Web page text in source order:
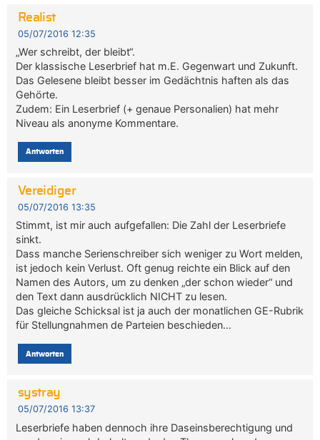
Realist
05/07/2016 12:35
„Wer schreibt, der bleibt“.
Der klassische Leserbrief hat m.E. Gegenwart und Zukunft.
Das Gelesene bleibt besser im Gedächtnis haften als das
Gehörte.
Zudem: Ein Leserbrief (+ genaue Personalien) hat mehr
Niveau als anonyme Kommentare.
Antworten
Vereidiger
05/07/2016 13:35
Stimmt, ist mir auch aufgefallen: Die Zahl der Leserbriefe
sinkt.
Dass manche Serienschreiber sich weniger zu Wort melden,
ist jedoch kein Verlust. Oft genug reichte ein Blick auf den
Namen des Autors, um zu denken „der schon wieder“ und
den Text dann ausdrücklich NICHT zu lesen.
Das gleiche Schicksal ist ja auch der monatlichen GE-Rubrik
für Stellungnahmen de Parteien beschieden…
Antworten
systray
05/07/2016 13:37
Leserbriefe haben dennoch ihre Daseinsberechtigung und